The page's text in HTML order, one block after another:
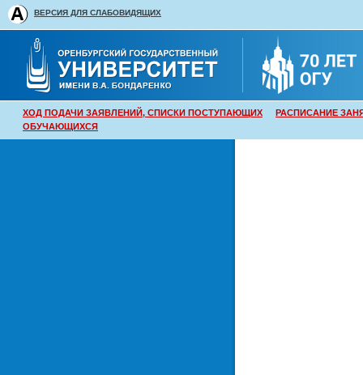
ВЕРСИЯ ДЛЯ СЛАБОВИДЯЩИХ
ХОД ПОДАЧИ ЗАЯВЛЕНИЙ, СПИСКИ ПОСТУПАЮЩИХ
РАСПИСАНИЕ
ОБУЧАЮЩИХСЯ